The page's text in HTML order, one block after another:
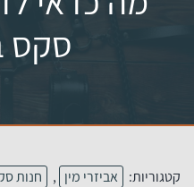
סקס
קטגוריות: אביזרי מין , חנות